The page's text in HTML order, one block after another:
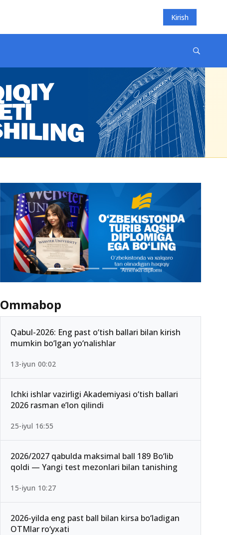
Kirish
Ommabop
Qabul-2026: Eng past o‘tish ballari bilan kirish
mumkin bo‘lgan yo‘nalishlar
13-iyun 00:02
Ichki ishlar vazirligi Akademiyasi o‘tish ballari
2026 rasman e’lon qilindi
25-iyul 16:55
2026/2027 qabulda maksimal ball 189 Bo‘lib
qoldi — Yangi test mezonlari bilan tanishing
15-iyun 10:27
2026-yilda eng past ball bilan kirsa bo‘ladigan
OTMlar ro‘yxati